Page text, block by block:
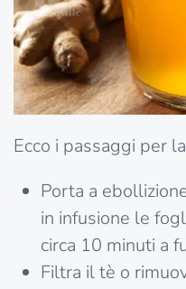
Ecco i passaggi per
Porta a
in infusione le
circa 10 minuti a
Filtra il tè o